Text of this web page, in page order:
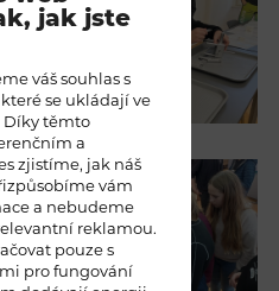
jak jste
váš souhlas s
které se ukládají ve
Díky těmto
a
zjistíme, jak náš
vám
a nebudeme
reklamou.
pouze s
pro fungování